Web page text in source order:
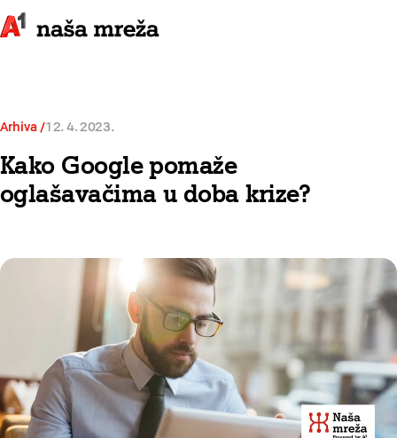
Arhiva 12. 4. 2023.
Kako Google pomaže
oglašavačima u doba krize?